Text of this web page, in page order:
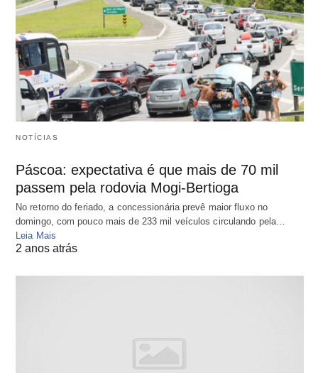
NOTÍCIAS
Páscoa: expectativa é que mais de 70 mil
passem pela rodovia Mogi-Bertioga
No retorno do feriado, a concessionária prevê maior fluxo no
domingo, com pouco mais de 233 mil veículos circulando pela…
Leia Mais
2 anos atrás